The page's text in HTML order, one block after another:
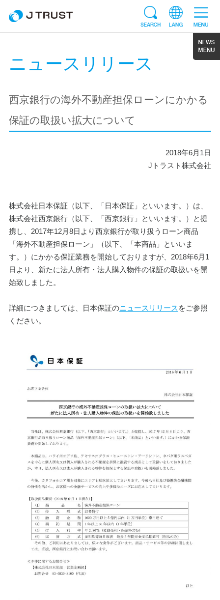
ニュースリリース
西京銀行の海外不動産担保ローンにかかる
保証の取扱い拡大について
2018年6月1日
Jトラスト株式会社
株式会社日本保証（以下、「日本保証」といいます。）は、
株式会社西京銀行（以下、「西京銀行」といいます。）と提
携し、2017年12月8日より西京銀行が取り扱うローン商品
「海外不動産担保ローン」（以下、「本商品」といいま
す。）にかかる保証業務を開始しておりますが、2018年6月1
日より、新たに法人所有・法人購入物件の保証の取扱いを開
始致しました。
詳細につきましては、日本保証のニュースリリース をご参照
ください。